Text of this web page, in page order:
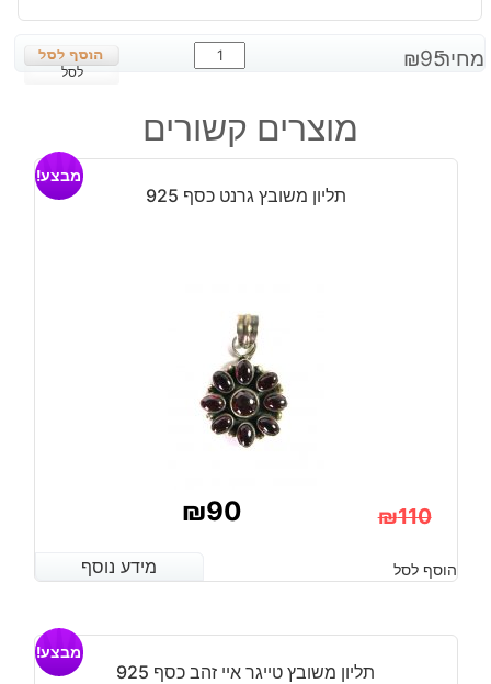
מחיר: ₪95
כמות
של
עיצוב
צעיר
925
לסל
מוצרים קשורים
תליון משובץ גרנט כסף 925
מבצע!
₪110
המקורי
היה:
₪110.
₪90
הנוכחי
הוא:
מידע נוסף הוסף לסל מידע נוסף
תליון משובץ טייגר איי זהב כסף 925
מבצע!